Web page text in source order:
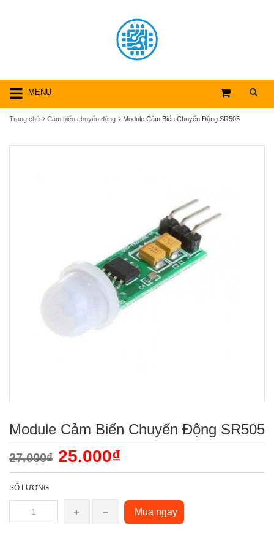
MENU
Trang chủ Cảm biến chuyển động Module Cảm Biến Chuyển Động SR505
Module Cảm Biến Chuyển Động SR505
27.000₫ 25.000₫
SỐ LƯỢNG
Mua ngay